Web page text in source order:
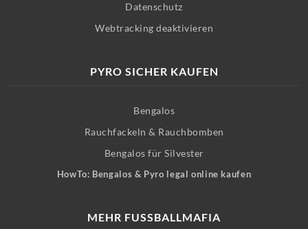
Datenschutz
Webtracking deaktivieren
PYRO SICHER KAUFEN
Bengalos
Rauchfackeln & Rauchbomben
Bengalos für Silvester
HowTo: Bengalos & Pyro legal online kaufen
MEHR FUSSBALLMAFIA